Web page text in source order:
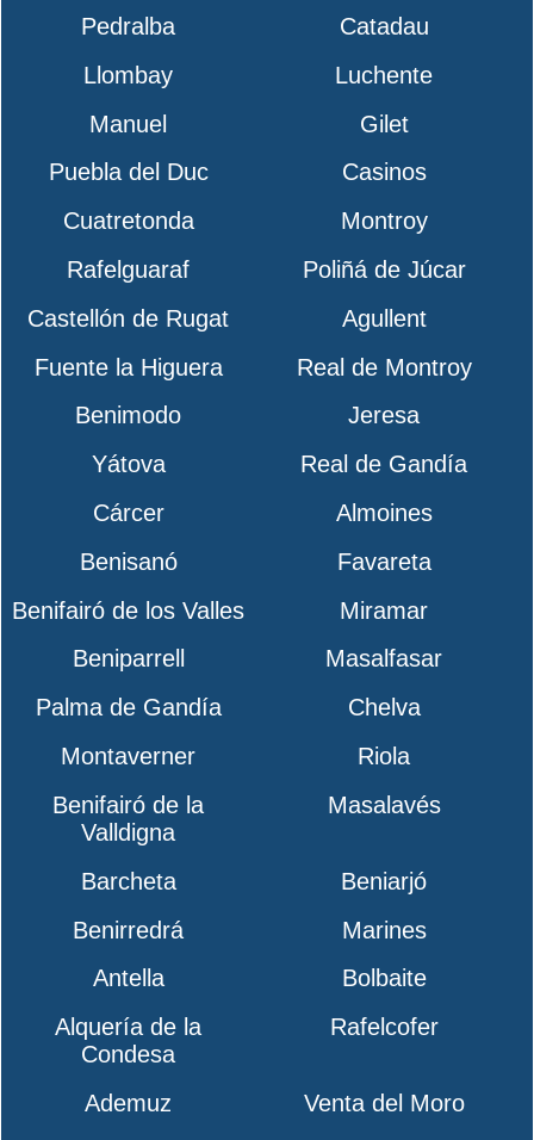
Pedralba
Catadau
Llombay
Luchente
Manuel
Gilet
Puebla del Duc
Casinos
Cuatretonda
Montroy
Rafelguaraf
Poliñá de Júcar
Castellón de Rugat
Agullent
Fuente la Higuera
Real de Montroy
Benimodo
Jeresa
Yátova
Real de Gandía
Cárcer
Almoines
Benisanó
Favareta
Benifairó de los Valles
Miramar
Beniparrell
Masalfasar
Palma de Gandía
Chelva
Montaverner
Riola
Benifairó de la
Valldigna
Masalavés
Barcheta
Beniarjó
Benirredrá
Marines
Antella
Bolbaite
Alquería de la
Condesa
Rafelcofer
Ademuz
Venta del Moro